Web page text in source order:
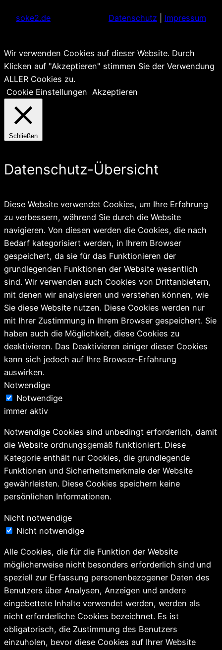
soke2.de Datenschutz Impressum
Wir verwenden Cookies auf dieser Website. Durch
Klicken auf "Akzeptieren" stimmen Sie der Verwendung
ALLER Cookies zu.
Cookie Einstellungen Akzeptieren
Schließen
Datenschutz-Übersicht
Diese Website verwendet Cookies, um Ihre Erfahrung
zu verbessern, während Sie durch die Website
navigieren. Von diesen werden die Cookies, die nach
Bedarf kategorisiert werden, in Ihrem Browser
gespeichert, da sie für das Funktionieren der
grundlegenden Funktionen der Website wesentlich
sind. Wir verwenden auch Cookies von Drittanbietern,
mit denen wir analysieren und verstehen können, wie
Sie diese Website nutzen. Diese Cookies werden nur
mit Ihrer Zustimmung in Ihrem Browser gespeichert. Sie
haben auch die Möglichkeit, diese Cookies zu
deaktivieren. Das Deaktivieren einiger dieser Cookies
kann sich jedoch auf Ihre Browser-Erfahrung
auswirken.
Notwendige
Notwendige
immer aktiv
Notwendige Cookies sind unbedingt erforderlich, damit
die Website ordnungsgemäß funktioniert. Diese
Kategorie enthält nur Cookies, die grundlegende
Funktionen und Sicherheitsmerkmale der Website
gewährleisten. Diese Cookies speichern keine
persönlichen Informationen.
Nicht notwendige
Nicht notwendige
Alle Cookies, die für die Funktion der Website
möglicherweise nicht besonders erforderlich sind und
speziell zur Erfassung personenbezogener Daten des
Benutzers über Analysen, Anzeigen und andere
eingebettete Inhalte verwendet werden, werden als
nicht erforderliche Cookies bezeichnet. Es ist
obligatorisch, die Zustimmung des Benutzers
einzuholen, bevor diese Cookies auf Ihrer Website